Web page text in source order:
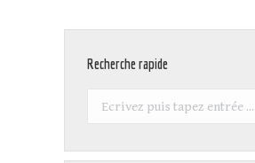
Recherche rapide
Recherche